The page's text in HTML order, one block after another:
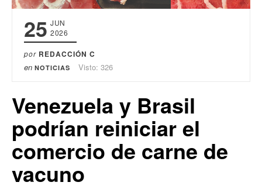
25 JUN
2026
por REDACCIÓN C
en NOTICIAS Visto: 326
Venezuela y Brasil
podrían reiniciar el
comercio de carne de
vacuno